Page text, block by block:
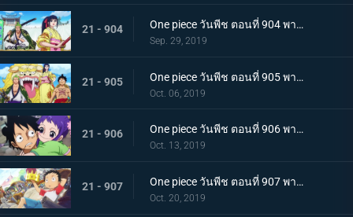
21 - 904 One piece วันพีช ตอนที่ 904 พากย์ไทย ลูฟี่เดือดจัด ช่วยทามะจากอันตราย!
Sep. 29, 2019
21 - 905 One piece วันพีช ตอนที่ 905 พากย์ไทย การชิงโอทามะคืน! ศึกอันดุเดือดกับโฮลด์เดม!
Oct. 06, 2019
21 - 906 One piece วันพีช ตอนที่ 906 พากย์ไทย ดวลตัวต่อตัว ระหว่างหมอผีกับหมอแห่งความตาย!
Oct. 13, 2019
21 - 907 One piece วันพีช ตอนที่ 907 พากย์ไทย ตอนพิเศษ ฉลองวันพีซครบรอบ 20 ปี "โรแมนซ์ดอวน์"
Oct. 20, 2019